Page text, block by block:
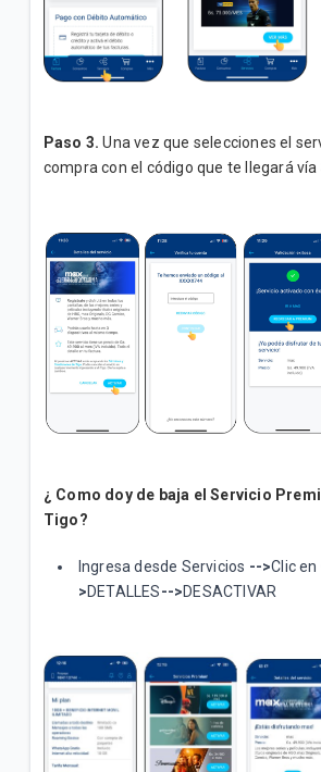
VER MÁS
Paso 3. Una vez que selecciones el
compra con el código que te llegará vía
¿ Como doy de baja el Servicio
Tigo?
Ingresa desde Servicios -->Clic en
>DETALLES-->DESACTIVAR